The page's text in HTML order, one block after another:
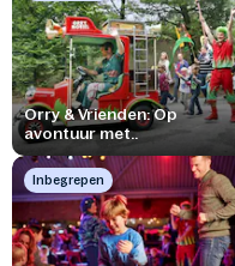
Orry & Vrienden: Op
avontuur met..
Inbegrepen